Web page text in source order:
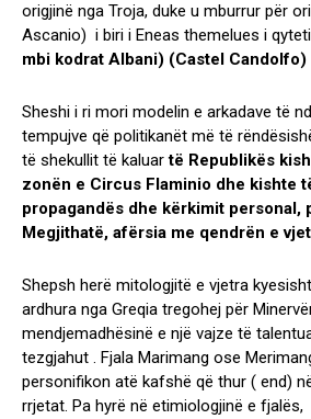
origjinë nga Troja, duke u mburrur për
Ascanio) i biri i Eneas themelues i
mbi kodrat Albani) (Castel Candolfo)
Sheshi i ri mori modelin e arkadave të
tempujve që politikanët më të
të shekullit të kaluartë Republikës
zonën e Circus Flaminio dhe kishte
propagandës dhe kërkimit personal,
Megjithatë, afërsia me qendrën e
Shepsh herë mitologjitë e vjetra
ardhura nga Greqia tregohej për
mendjemadhësinë e një vajze të
tezgjahut . Fjala Marimang ose
personifikon atë kafshë që thur ( end)
rrjetat. Pa hyrë në etimiologjinë e